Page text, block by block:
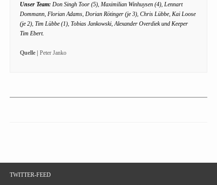
Unser Team: Don Singh Toor (5), Maximilian Winhuysen (4), Lennart
Dommann, Florian Adams, Dorian Rötinger (je 3), Chris Lübbe, Kai Loose
(je 2), Tim Lübbe (1), Tobias Jankowski, Alexander Overdiek und Keeper
Tim Ebert.
Quelle | Peter Janko
TWITTER-FEED